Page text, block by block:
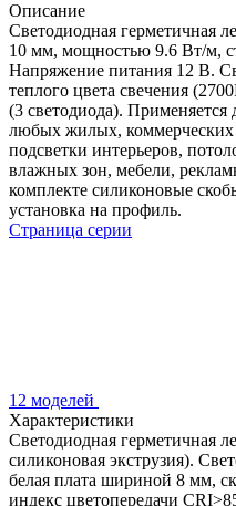
Описание
Светодиодная герметичная
10 мм, мощностью 9.6 Вт/м,
Напряжение питания 12 В.
теплого цвета свечения
(3 светодиода). Применяется
любых жилых,
подсветки интерьеров,
влажных зон, мебели,
комплекте силиконовые
установка на профиль.
Страница серии
12 моделей
Характеристики
Светодиодная герметичная
силиконовая экструзия).
белая плата шириной 8 мм,
индекс цветопередачи